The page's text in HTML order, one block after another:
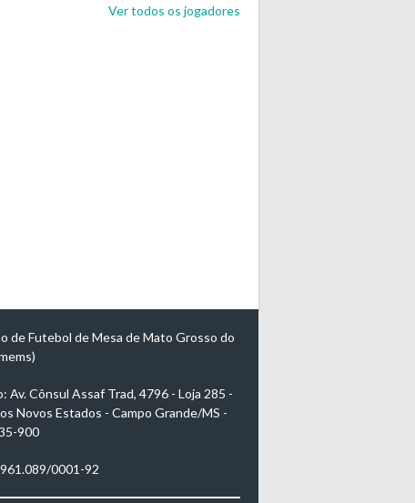
Ver todos os jogadores
de Futebol de Mesa de Mato Grosso do
Av. Cônsul Assaf Trad, 4796 - Loja 285 -
Novos Estados - Campo Grande/MS -
900
0001-92